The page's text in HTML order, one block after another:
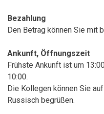
Bezahlung
Den Betrag können Sie mit
Ankunft, Öffnungszeit
Frühste Ankunft ist um
10:00.
Die Kollegen können Sie
Russisch begrüßen.